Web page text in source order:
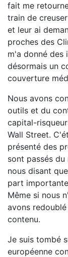
fait me
train de
et leur ai
proches des
m'a donné des
désormais un
couverture
Nous avons
outils et du
capital-
Wall Street.
présenté des
sont passés
nous disant
part
Même si nous
avons
contenu.
Je suis tombé
européenne